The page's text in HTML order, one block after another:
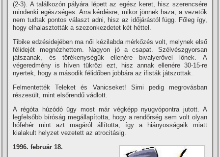
(2-3). A találkozón pályára lépett az egész keret, hisz szerencsére
mindenki egészséges. Arra kérdésre, mikor jönnek haza, a vezetők
nem tudtak pontos választ adni, hisz az időjárástól függ. Főleg í­gy,
hogy elhalasztották a szezonkezdetet két héttel.
Tibike edzésidejében ma női kézilabda mérkőzés volt, melynek első
félidejét megnézhettem. Nagyon jó a csapat. Szélvészgyorsan
játszanak, és törékenységük ellenére bivalyerővel lőnek. A
végeredmény is hí­ven tükrözi ezt, hisz annak ellenére 30-15-re
nyertek, hogy a második félidőben jobbára az ifisták játszottak.
Felmentették Teleket és Vanicseket! Simi pedig megrovásban
részesült, mint elsőrendű vádlott.
A régóta húzódó ügy most már végképp nyugvópontra jutott. A
legfelsőbb bí­róság megállapí­totta, hogy a rendőrség sem volt olyan
hófehér mint azt magáról állí­totta, í­gy a hiányosságaik miatt
kialakult helyzet vezetett az atrocitásig.
1996. február 18.